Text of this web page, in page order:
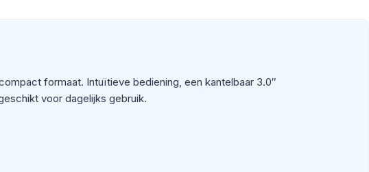
formaat. Intuïtieve bediening, een kantelbaar 3.0″
voor dagelijks gebruik.